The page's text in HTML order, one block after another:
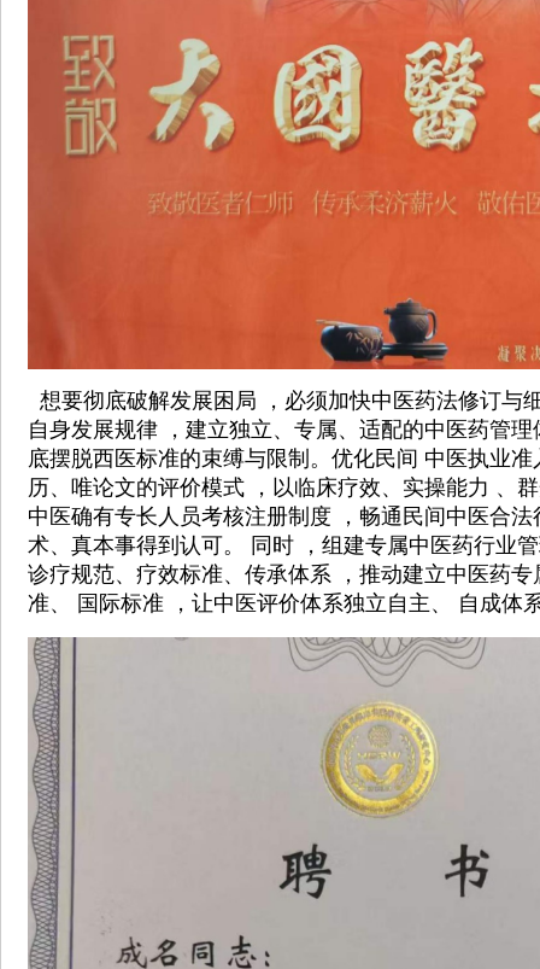
想要彻底破解发展困局 ，必须加快中医药法修订与
自身发展规律 ，建立独立、专属、适配的中医药管
底摆脱西医标准的束缚与限制。优化民间 中医执业
历、唯论文的评价模式 ，以临床疗效、实操能力 、
中医确有专长人员考核注册制度 ，畅通民间中医合
术、真本事得到认可。 同时 ，组建专属中医药行业
诊疗规范、疗效标准、传承体系 ，推动建立中医药
准、 国际标准 ，让中医评价体系独立自主、 自成体